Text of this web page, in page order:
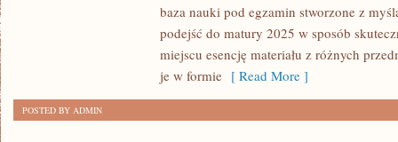
baza nauki pod egzamin stworzone z
podejść do matury 2025 w sposób
miejscu esencję materiału z różnych
je w formie [ Read More ]
POSTED BY ADMIN